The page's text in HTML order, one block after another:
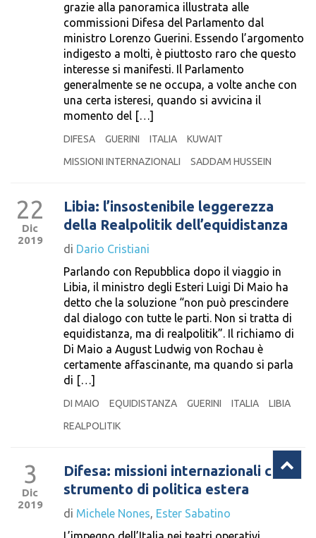
grazie alla panoramica illustrata alle
commissioni Difesa del Parlamento dal
ministro Lorenzo Guerini. Essendo l’argomento
indigesto a molti, è piuttosto raro che questo
interesse si manifesti. Il Parlamento
generalmente se ne occupa, a volte anche con
una certa isteresi, quando si avvicina il
momento del […]
DIFESA GUERINI ITALIA
KUWAIT
MISSIONI INTERNAZIONALI
SADDAM HUSSEIN
22
Dic
2019
Libia: l’insostenibile leggerezza
della Realpolitik dell’equidistanza
di Dario Cristiani
Parlando con Repubblica dopo il viaggio in
Libia, il ministro degli Esteri Luigi Di Maio ha
detto che la soluzione “non può prescindere
dal dialogo con tutte le parti. Non si tratta di
equidistanza, ma di realpolitik”. Il richiamo di
Di Maio a August Ludwig von Rochau è
certamente affascinante, ma quando si parla
di […]
DI MAIO EQUIDISTANZA GUERINI ITALIA
LIBIA
REALPOLITIK
3
Dic
2019
Difesa: missioni internazionali come
strumento di politica estera
di Michele Nones, Ester Sabatino